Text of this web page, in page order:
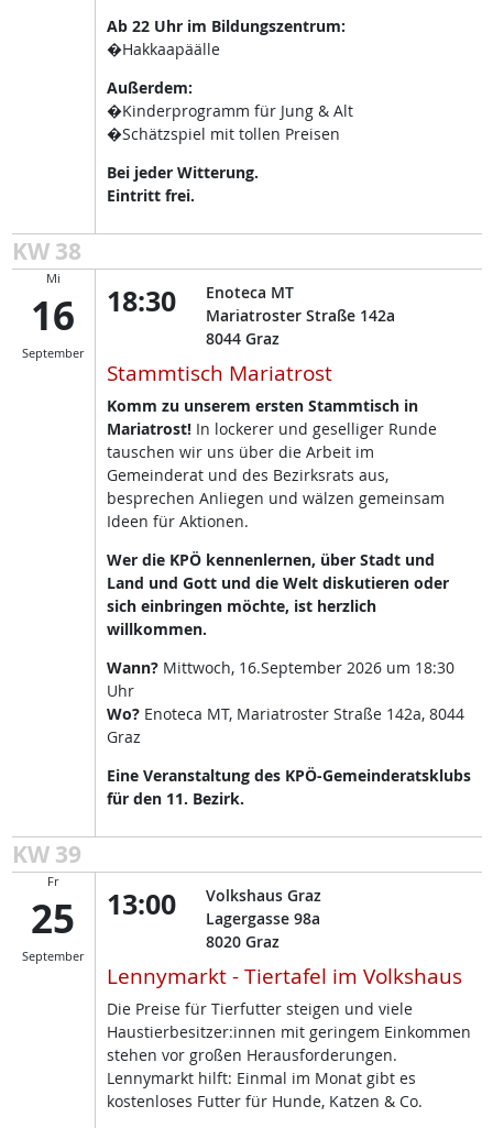
Ab 22 Uhr im Bildungszentrum:
�Hakkaapäälle
Außerdem:
�Kinderprogramm für Jung & Alt
�Schätzspiel mit tollen Preisen
Bei jeder Witterung.
Eintritt frei.
KW 38
Mi
16
September
18:30
Enoteca MT
Mariatroster Straße 142a
8044 Graz
Stammtisch Mariatrost
Komm zu unserem ersten Stammtisch in
Mariatrost!In lockerer und geselliger Runde
tauschen wir uns über die Arbeit im
Gemeinderat und des Bezirksrats aus,
besprechen Anliegen und wälzen gemeinsam
Ideen für Aktionen.
Wer die KPÖ kennenlernen, über Stadt und
Land und Gott und die Welt diskutieren oder
sich einbringen möchte, ist herzlich
willkommen.
Wann?Mittwoch, 16.September 2026 um 18:30
Uhr
Wo?Enoteca MT, Mariatroster Straße 142a, 8044
Graz
Eine Veranstaltung des KPÖ-Gemeinderatsklubs
für den 11. Bezirk.
KW 39
Fr
25
September
13:00
Volkshaus Graz
Lagergasse 98a
8020 Graz
Lennymarkt - Tiertafel im Volkshaus
Die Preise für Tierfutter steigen und viele
Haustierbesitzer:innen mit geringem Einkommen
stehen vor großen Herausforderungen.
Lennymarkt hilft: Einmal im Monat gibt es
kostenloses Futter für Hunde, Katzen & Co.